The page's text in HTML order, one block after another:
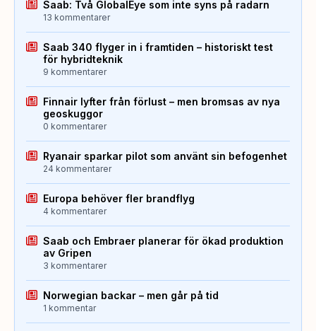
Saab: Två GlobalEye som inte syns på radarn
13 kommentarer
Saab 340 flyger in i framtiden – historiskt test
för hybridteknik
9 kommentarer
Finnair lyfter från förlust – men bromsas av nya
geoskuggor
0 kommentarer
Ryanair sparkar pilot som använt sin befogenhet
24 kommentarer
Europa behöver fler brandflyg
4 kommentarer
Saab och Embraer planerar för ökad produktion
av Gripen
3 kommentarer
Norwegian backar – men går på tid
1 kommentar